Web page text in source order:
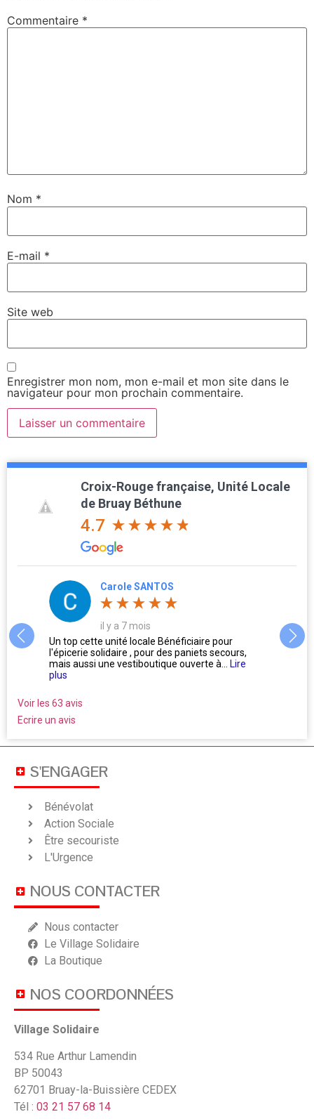
Commentaire *
Nom *
E-mail *
Site web
Enregistrer mon nom, mon e-mail et mon site dans le
navigateur pour mon prochain commentaire.
Croix-Rouge française, Unité Locale
de Bruay Béthune
4.7
mois
locale Bénéficiaire pour
, pour des paniets secours,
ouverte à...Lire
L'accueil par les bénévoles vous
Oublier l'égocentrisme de la
ne se posent pas la...
Voir les 63 avis
Ecrire un avis
S'ENGAGER
Bénévolat
Action Sociale
Être secouriste
L'Urgence
NOUS CONTACTER
Nous contacter
Le Village Solidaire
La Boutique
NOS COORDONNÉES
Village Solidaire
534 Rue Arthur Lamendin
BP 50043
62701 Bruay-la-Buissière CEDEX
Tél : 03 21 57 68 14